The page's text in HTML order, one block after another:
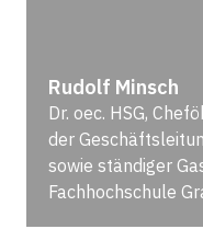
Rudolf Minsch
Dr. oec. HSG,
der
sowie ständiger
Fachhochschule